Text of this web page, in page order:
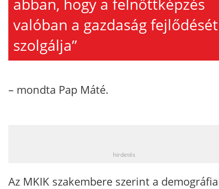
abban, hogy a felnőttképzés
valóban a gazdaság fejlődését
szolgálja”
– mondta Pap Máté.
hirdetés
Az MKIK szakembere szerint a